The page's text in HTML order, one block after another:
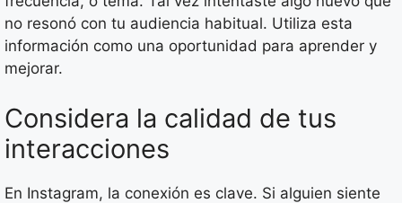
no resonó con tu audiencia habitual. Utiliza esta
información como una oportunidad para aprender y
mejorar.
Considera la calidad de tus
interacciones
En Instagram, la conexión es clave. Si alguien siente